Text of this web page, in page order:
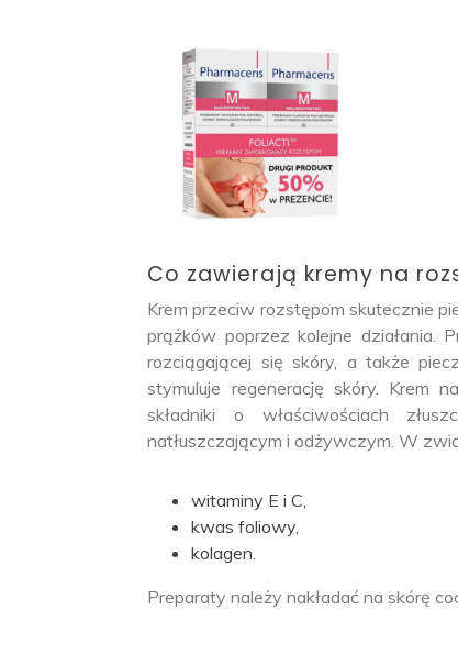
Co zawierają kremy na
Krem przeciw rozstępom skutecznie
prążków poprzez kolejne działania.
rozciągającej się skóry, a także
stymuluje regenerację skóry. Krem
składniki o właściwościach
natłuszczającym i odżywczym. W
witaminy E i C,
kwas foliowy,
kolagen.
Preparaty należy nakładać na skórę